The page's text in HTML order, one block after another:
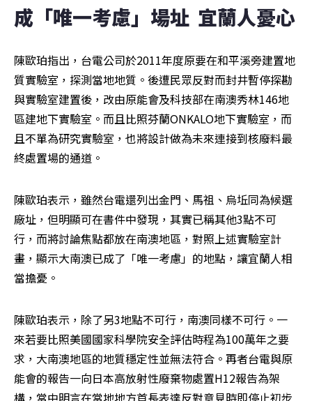
成「唯一考慮」場址  宜蘭人憂心
陳歐珀指出，台電公司於2011年度原要在和平溪旁建置地
質實驗室，探測當地地質。後遭民眾反對而封井暫停探勘
與實驗室建置後，改由原能會及科技部在南澳秀林146地
區建地下實驗室。而且比照芬蘭ONKALO地下實驗室，而
且不單為研究實驗室，也將設計做為未來連接到核廢料最
終處置場的通道。
陳歐珀表示，雖然台電還列出金門、馬祖、烏坵同為候選
廠址，但明顯可在書件中發現，其實已稱其他3點不可
行，而將討論焦點都放在南澳地區，對照上述實驗室計
畫，顯示大南澳已成了「唯一考慮」的地點，讓宜蘭人相
當擔憂。
陳歐珀表示，除了另3地點不可行，南澳同樣不可行。一
來若要比照美國國家科學院安全評估時程為100萬年之要
求，大南澳地區的地質穩定性並無法符合。再者台電與原
能會的報告一向日本高放射性廢棄物處置H12報告為架